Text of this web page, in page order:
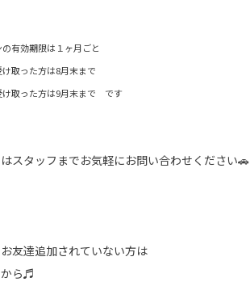
有効期限は１ヶ月ごと
け取った方は8月末まで
け取った方は9月末まで です
スタッフまでお気軽にお問い合わせください🚗
友達追加されていない方は
から♬